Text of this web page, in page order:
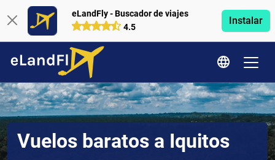
eLandFly - Buscador de viajes
4.5
Instalar
Vuelos baratos a Iquitos